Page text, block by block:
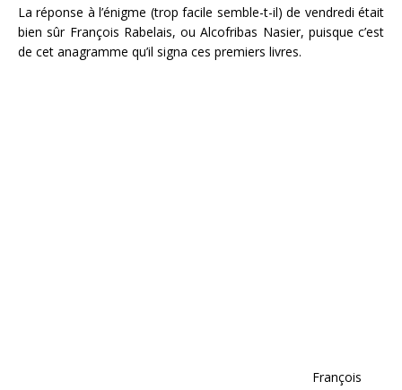
La réponse à l’énigme (trop facile semble-t-il) de vendredi était
bien sûr François Rabelais, ou Alcofribas Nasier, puisque c’est
de cet anagramme qu’il signa ces premiers livres.
François